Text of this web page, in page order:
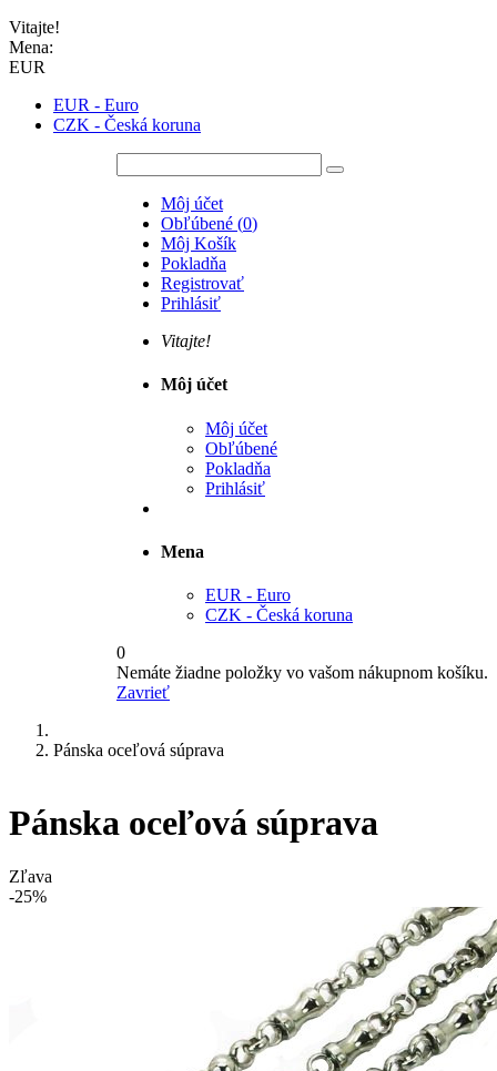
Vitajte!
Mena:
EUR
EUR - Euro
CZK - Česká koruna
Môj účet
Obľúbené (0)
Môj Košík
Pokladňa
Registrovať
Prihlásiť
Vitajte!
Môj účet
Môj účet
Obľúbené
Pokladňa
Prihlásiť
Mena
EUR - Euro
CZK - Česká koruna
0
Nemáte žiadne položky vo vašom nákupnom košíku.
Zavrieť
Pánska oceľová súprava
Pánska oceľová súprava
Zľava
-25%